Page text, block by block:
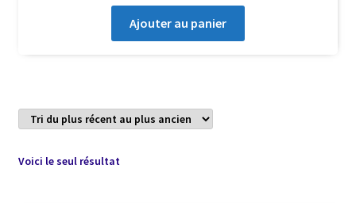
Ajouter au panier
Voici le seul résultat